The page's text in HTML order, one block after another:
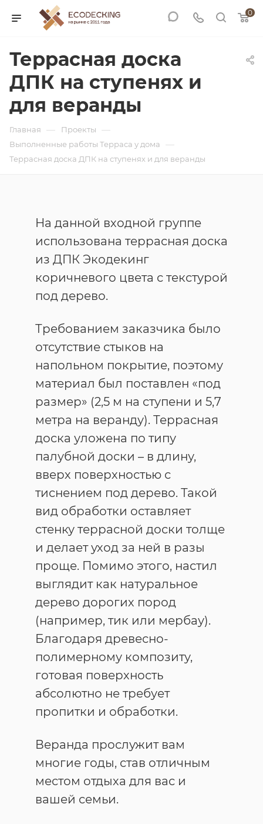
0
Террасная доска
ДПК на ступенях и
для веранды
Главная — Проекты —
Выполненные работы Терраса у дома —
Террасная доска ДПК на ступенях и для веранды
На данной входной группе
использована террасная доска
из ДПК Экодекинг
коричневого цвета с текстурой
под дерево.
Требованием заказчика было
отсутствие стыков на
напольном покрытие, поэтому
материал был поставлен «под
размер» (2,5 м на ступени и 5,7
метра на веранду). Террасная
доска уложена по типу
палубной доски – в длину,
вверх поверхностью с
тиснением под дерево. Такой
вид обработки оставляет
стенку террасной доски толще
и делает уход за ней в разы
проще. Помимо этого, настил
выглядит как натуральное
дерево дорогих пород
(например, тик или мербау).
Благодаря древесно-
полимерному композиту,
готовая поверхность
абсолютно не требует
пропитки и обработки.
Веранда прослужит вам
многие годы, став отличным
местом отдыха для вас и
вашей семьи.